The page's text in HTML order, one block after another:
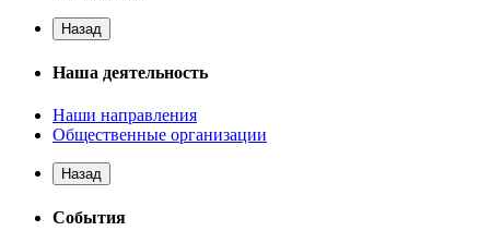
Назад
Наша деятельность
Наши направления
Общественные организации
Назад
События